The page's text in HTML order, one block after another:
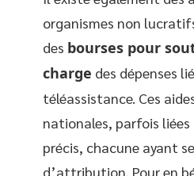
organismes non
des bourses pour
charge des dépenses
téléassistance. Ces
nationales, parfois
précis, chacune ayant
d’attribution. Pour en